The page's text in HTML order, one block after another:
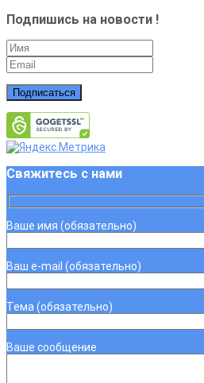
Подпишись на новости !
Подписаться
Свяжитесь с нами
Ваше имя (обязательно)
Ваш e-mail (обязательно)
Тема (обязательно)
Ваше сообщение